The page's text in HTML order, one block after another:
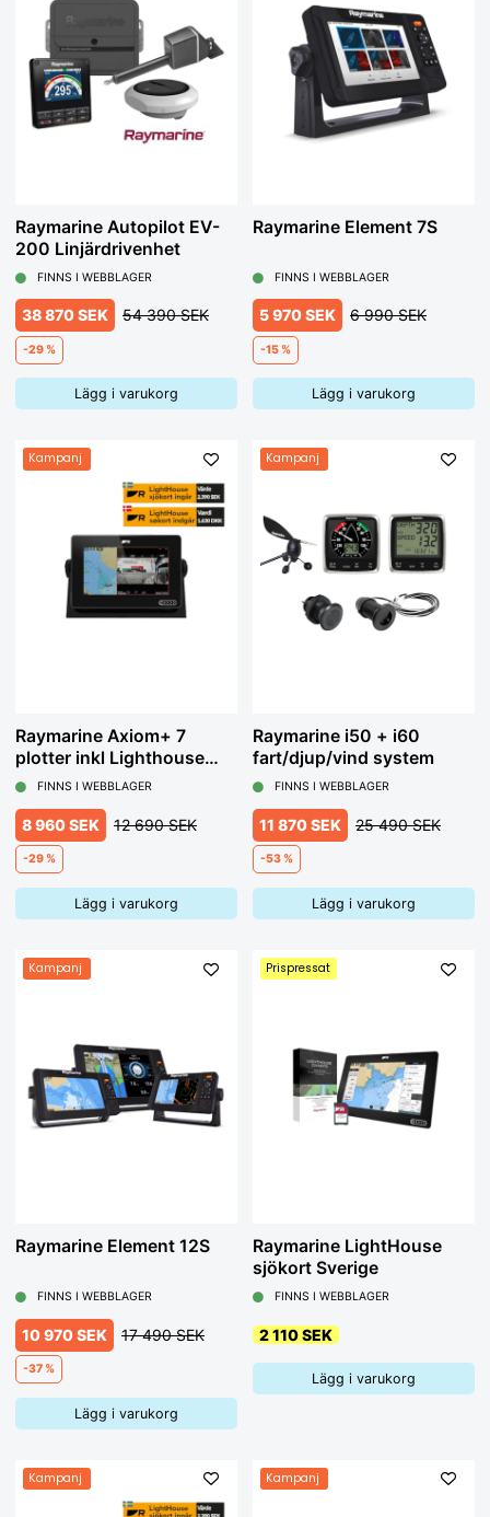
Raymarine Autopilot EV-
200 Linjärdrivenhet
FINNS I WEBBLAGER
38 870 SEK 54 390 SEK
-29 %
Lägg i varukorg
Raymarine Element 7S
FINNS I WEBBLAGER
5 970 SEK 6 990 SEK
-15 %
Lägg i varukorg
Kampanj
Raymarine Axiom+ 7
plotter inkl Lighthouse
sjökort
FINNS I WEBBLAGER
8 960 SEK 12 690 SEK
-29 %
Lägg i varukorg
Kampanj
Raymarine i50 + i60
fart/djup/vind system
FINNS I WEBBLAGER
11 870 SEK 25 490 SEK
-53 %
Lägg i varukorg
Kampanj
Raymarine Element 12S
FINNS I WEBBLAGER
10 970 SEK 17 490 SEK
-37 %
Lägg i varukorg
Prispressat
Raymarine LightHouse
sjökort Sverige
FINNS I WEBBLAGER
2 110 SEK
Lägg i varukorg
Kampanj Kampanj